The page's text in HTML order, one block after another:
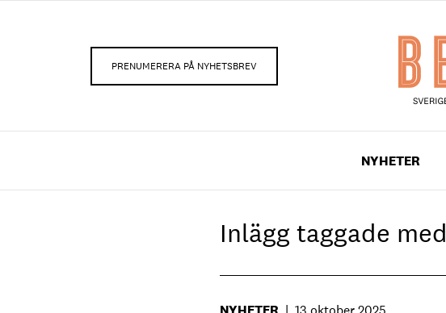
PRENUMERERA PÅ NYHETSBREV
NYHETER
Inlägg taggade med